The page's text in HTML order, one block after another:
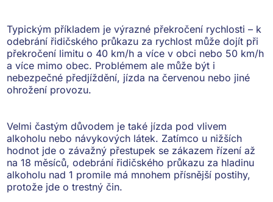
Typickým příkladem jevýrazné překročení rychlosti – k
odebrání řidičského průkazu za rychlost může dojít při
překročení limitu o 40 km/h a více v obci nebo 50 km/h
a více mimo obec. Problémem ale může být i
nebezpečné předjíždění, jízda na červenou nebo jiné
ohrožení provozu.
Velmi častým důvodem je také jízda pod vlivem
alkoholu nebo návykových látek. Zatímco u nižších
hodnot jde o závažný přestupek se zákazem řízení až
na 18 měsíců,odebrání řidičského průkazu za hladinu
alkoholu nad 1 promile má mnohem přísnější postihy,
protože jde o trestný čin.